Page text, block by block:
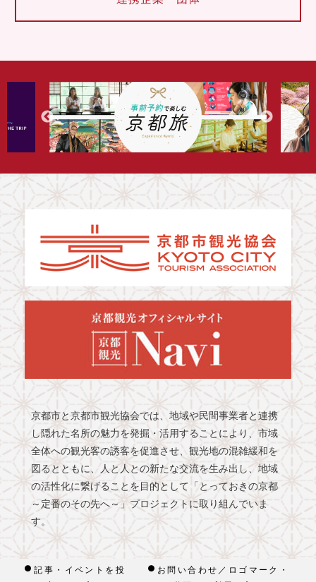
京都市と京都市観光協会では、地域や民間事業者と連携
し隠れた名所の魅力を発掘・活用することにより、市域
全体への観光客の誘客を促進させ、観光地の混雑緩和を
図るとともに、人と人との新たな交流を生み出し、地域
の活性化に繋げることを目的として「とっておきの京都
～定番のその先へ～」プロジェクトに取り組んでいま
す。
記事・イベントを投
お問い合わせ／ロゴマーク・